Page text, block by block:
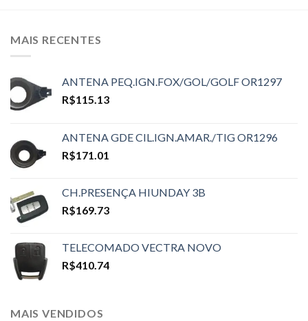
MAIS RECENTES
ANTENA PEQ.IGN.FOX/GOL/GOLF OR1297
R$115.13
ANTENA GDE CIL.IGN.AMAR./TIG OR1296
R$171.01
CH.PRESENÇA HIUNDAY 3B
R$169.73
TELECOMADO VECTRA NOVO
R$410.74
MAIS VENDIDOS